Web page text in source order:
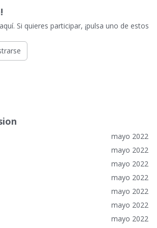
Si quieres participar, ¡pulsa uno de estos
mayo 2022
mayo 2022
mayo 2022
mayo 2022
mayo 2022
mayo 2022
mayo 2022